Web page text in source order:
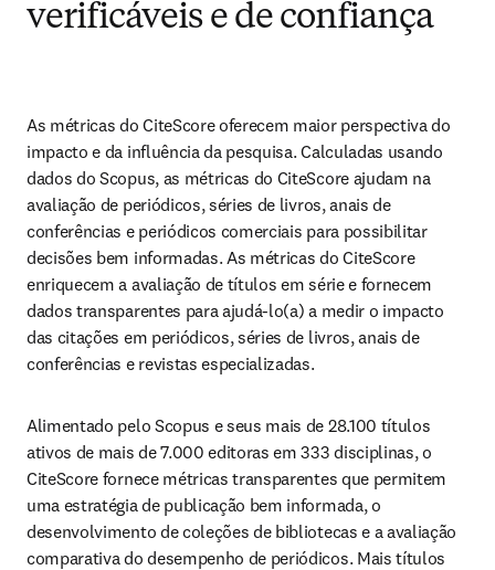
verificáveis e de confiança
As métricas do CiteScore oferecem maior perspectiva do
impacto e da influência da pesquisa. Calculadas usando
dados do Scopus, as métricas do CiteScore ajudam na
avaliação de periódicos, séries de livros, anais de
conferências e periódicos comerciais para possibilitar
decisões bem informadas. As métricas do CiteScore
enriquecem a avaliação de títulos em série e fornecem
dados transparentes para ajudá-lo(a) a medir o impacto
das citações em periódicos, séries de livros, anais de
conferências e revistas especializadas.
Alimentado pelo Scopus e seus mais de 28.100 títulos
ativos de mais de 7.000 editoras em 333 disciplinas, o
CiteScore fornece métricas transparentes que permitem
uma estratégia de publicação bem informada, o
desenvolvimento de coleções de bibliotecas e a avaliação
comparativa do desempenho de periódicos. Mais títulos